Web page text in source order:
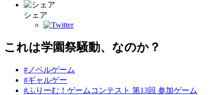
シェア
これは学園祭騒動、なのか？
#ノベルゲーム
#ギャルゲー
#ふりーむ！ゲームコンテスト 第13回 参加ゲーム